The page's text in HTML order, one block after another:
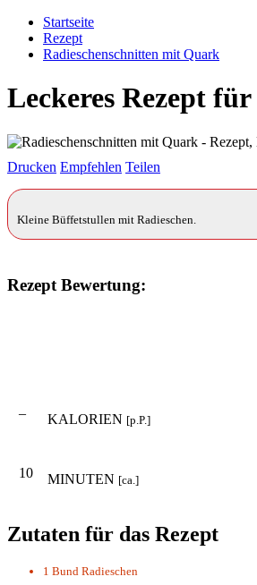
Startseite
Rezept
Radieschenschnitten mit Quark
Leckeres Rezept für
Drucken Empfehlen Teilen
Kleine Büffetstullen mit Radieschen.
Rezept Bewertung:
– KALORIEN [p.P.]
10 MINUTEN [ca.]
Zutaten für das Rezept
1 Bund Radieschen